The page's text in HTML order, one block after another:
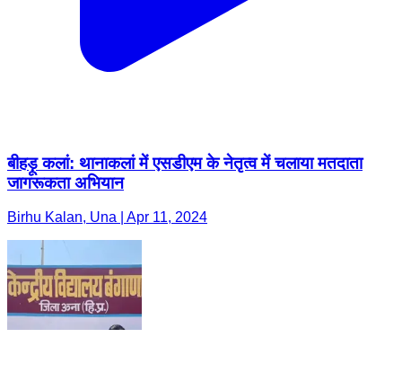
बीहड़ू कलां: थानाकलां में एसडीएम के नेतृत्व में चलाया मतदाता
जागरूकता अभियान
Birhu Kalan, Una | Apr 11, 2024